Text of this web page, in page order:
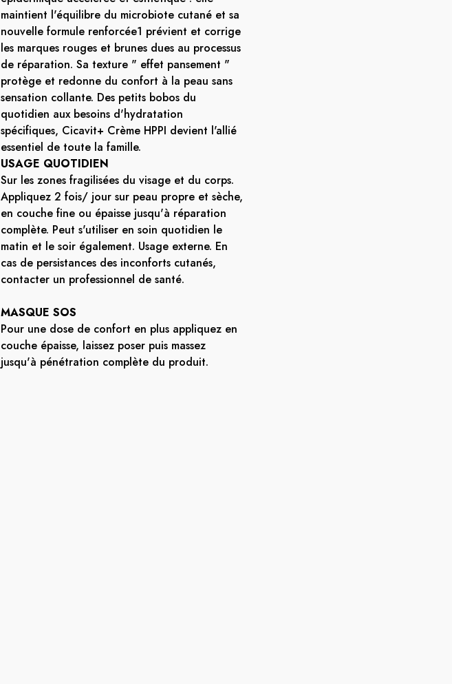
maintient l'équilibre du microbiote cutané et sa
nouvelle formule renforcée1 prévient et corrige
les marques rouges et brunes dues au processus
de réparation. Sa texture " effet pansement "
protège et redonne du confort à la peau sans
sensation collante. Des petits bobos du
quotidien aux besoins d'hydratation
spécifiques, Cicavit+ Crème HPPI devient l'allié
essentiel de toute la famille.
USAGE QUOTIDIEN
Sur les zones fragilisées du visage et du corps.
Appliquez 2 fois/ jour sur peau propre et sèche,
en couche fine ou épaisse jusqu'à réparation
complète. Peut s'utiliser en soin quotidien le
matin et le soir également. Usage externe. En
cas de persistances des inconforts cutanés,
contacter un professionnel de santé.
MASQUE SOS
Pour une dose de confort en plus appliquez en
couche épaisse, laissez poser puis massez
jusqu'à pénétration complète du produit.